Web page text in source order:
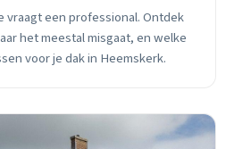
vraagt een professional. Ontdek
het meestal misgaat, en welke
voor je dak in Heemskerk.